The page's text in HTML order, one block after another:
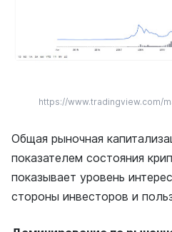
https://www.tradingview.com/
Общая рыночная
показателем состояния
показывает уровень
стороны инвесторов и